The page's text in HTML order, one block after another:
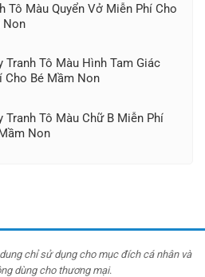
Tô Màu Quyển Vở Miễn Phí Cho
Non
Tranh Tô Màu Hình Tam Giác
Cho Bé Mầm Non
Tranh Tô Màu Chữ B Miễn Phí
Non
chỉ sử dụng cho mục đích cá nhân và
dùng cho thương mại.